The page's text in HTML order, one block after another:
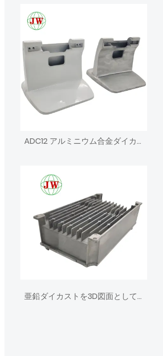
ADC12 アルミニウム合金ダイカスト
亜鉛ダイカストを3D図面として作成できます